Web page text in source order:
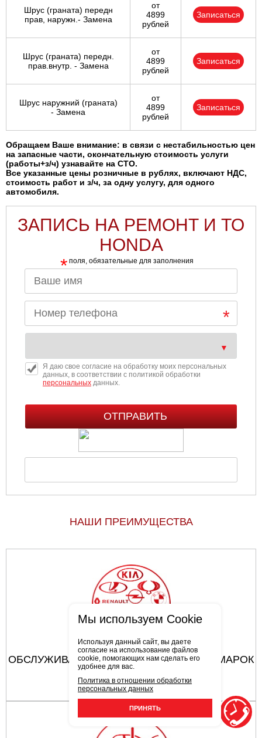
Шрус (граната) передн
прав, наружн.- Замена
от
4899
рублей
Записаться
Шрус (граната) передн.
прав.внутр. - Замена
от
4899
рублей
Записаться
Шрус наружний (граната)
- Замена
от
4899
рублей
Записаться
Обращаем Ваше внимание: в связи с нестабильностью цен
на запасные части, окончательную стоимость услуги
(работы+з/ч) узнавайте на СТО.
Все указанные цены розничные в рублях, включают НДС,
стоимость работ и з/ч, за одну услугу, для одного
автомобиля.
ЗАПИСЬ НА РЕМОНТ И ТО
HONDA
* поля, обязательные для заполнения
Я даю свое согласие на обработку моих персональных
данных, в соответствии с политикой обработки
персональныхданных.
НАШИ ПРЕИМУЩЕСТВА
ОБСЛУЖИВАЮТСЯ АВТОМОБИЛИ ВСЕХ МАРОК
Мы используем Cookie
Используя данный сайт, вы даете
согласие на использование файлов
cookie, помогающих нам сделать его
удобнее для вас.
Политика в отношении обработки
персональных данных
ПРИНЯТЬ